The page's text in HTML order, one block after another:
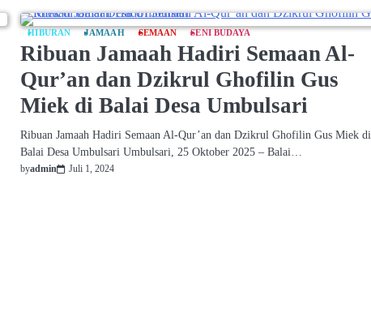
HIBURAN JAMAAH SEMAAN SENI BUDAYA
Ribuan Jamaah Hadiri Semaan Al-
Qur’an dan Dzikrul Ghofilin Gus
Miek di Balai Desa Umbulsari
Ribuan Jamaah Hadiri Semaan Al-Qur’an dan Dzikrul Ghofilin Gus Miek di
Balai Desa Umbulsari Umbulsari, 25 Oktober 2025 – Balai…
byadmin Juli 1, 2024